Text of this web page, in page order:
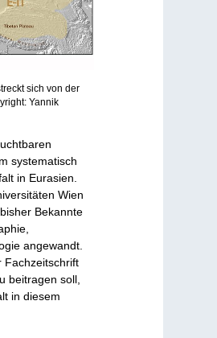
sich von der
Yannik
systematisch
in Eurasien.
Wien
Bekannte
angewandt.
Fachzeitschrift
beitragen soll,
in diesem